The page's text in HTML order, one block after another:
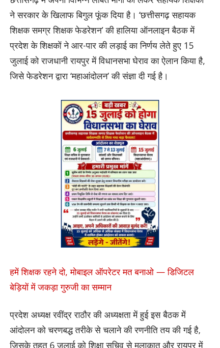
ने सरकार के खिलाफ बिगुल फूंक दिया है। ‘छत्तीसगढ़ सहायक
शिक्षक समग्र शिक्षक फेडरेशन’ की हालिया ऑनलाइन बैठक में
प्रदेश के शिक्षकों ने आर-पार की लड़ाई का निर्णय लेते हुए 15
जुलाई को राजधानी रायपुर में विधानसभा घेराव का ऐलान किया है,
जिसे फेडरेशन द्वारा ‘महाआंदोलन’ की संज्ञा दी गई है।
हमें शिक्षक रहने दो, मोबाइल ऑपरेटर मत बनाओ — डिजिटल
बेड़ियों में जकड़ा गुरुजी का सम्मान
प्रदेश अध्यक्ष रवींद्र राठौर की अध्यक्षता में हुई इस बैठक में
आंदोलन को चरणबद्ध तरीके से चलाने की रणनीति तय की गई है,
जिसके तहत 6 जुलाई को शिक्षा सचिव से मुलाकात और रायपुर में